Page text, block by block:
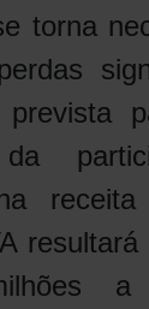
torna
prevista
da
a